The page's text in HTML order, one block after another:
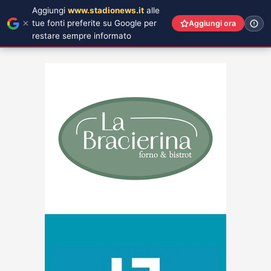
Aggiungi www.stadionews.it alle
tue fonti preferite su Google per
restare sempre informato
Aggiungi ora